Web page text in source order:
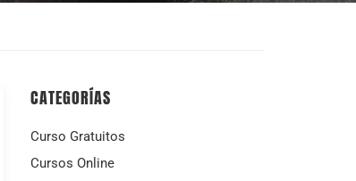
CATEGORÍAS
Curso Gratuitos
Cursos Online